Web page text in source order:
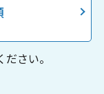
さい。